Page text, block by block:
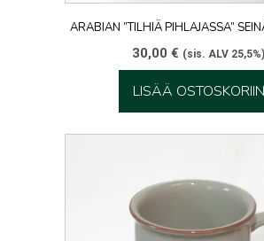
ARABIAN ”TILHIÄ PIHLAJASSA”
30,00 € (sis. ALV 25,5%)
LISÄÄ OSTOSKORIIN